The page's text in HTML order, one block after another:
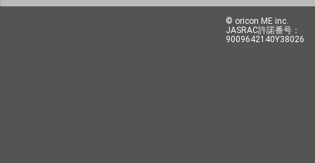
© oricon ME inc.
JASRAC許諾番号：
9009642140Y38026